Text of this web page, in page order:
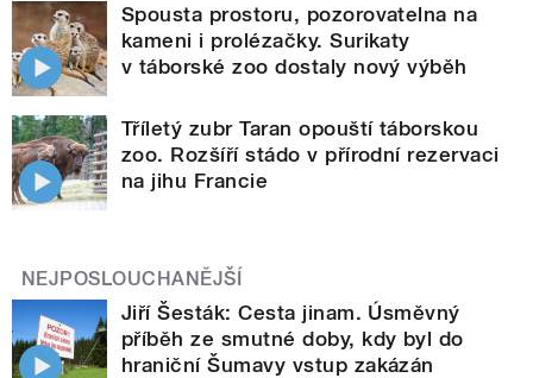
Spousta prostoru, pozorovatelna na
kameni i prolézačky. Surikaty
v táborské zoo dostaly nový výběh
Tříletý zubr Taran opouští táborskou
zoo. Rozšíří stádo v přírodní rezervaci
na jihu Francie
NEJPOSLOUCHANĚJŠÍ
Jiří Šesták: Cesta jinam. Úsměvný
příběh ze smutné doby, kdy byl do
hraniční Šumavy vstup zakázán